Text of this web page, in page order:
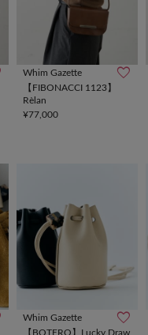
Whim Gazette
【FIBONACCI 1123】
Rèlan
¥77,000
Whim Gazette
【BOTERO】Lucky Draw